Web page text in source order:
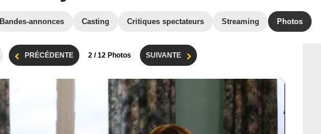
Bandes-annonces Casting Critiques spectateurs Streaming Photos
PRÉCÉDENTE 2 / 12 Photos SUIVANTE